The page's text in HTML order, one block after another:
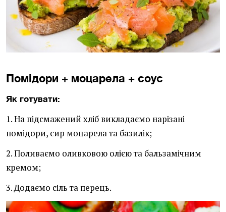
Помідори + моцарела + соус
Як готувати:
1. На підсмажений хліб викладаємо нарізані
помідори, сир моцарела та базилік;
2. Поливаємо оливковою олією та бальзамічним
кремом;
3. Додаємо сіль та перець.